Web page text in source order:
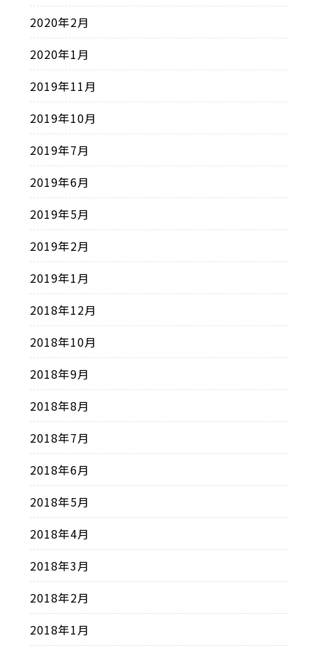
2020年2月
2020年1月
2019年11月
2019年10月
2019年7月
2019年6月
2019年5月
2019年2月
2019年1月
2018年12月
2018年10月
2018年9月
2018年8月
2018年7月
2018年6月
2018年5月
2018年4月
2018年3月
2018年2月
2018年1月